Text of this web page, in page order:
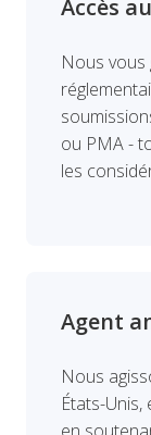
Accès
Nous vous
ou PMA -
les
Agent
Nous
États-